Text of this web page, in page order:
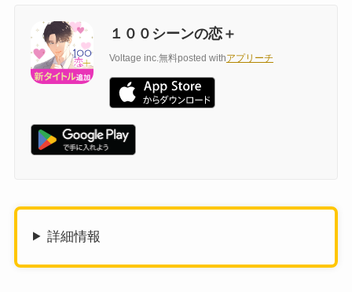
１００シーンの恋＋
Voltage inc. 無料posted withアプリーチ
詳細情報